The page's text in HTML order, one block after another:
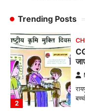
Trending Posts
2